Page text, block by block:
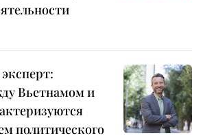
Вьетнамом и
политического